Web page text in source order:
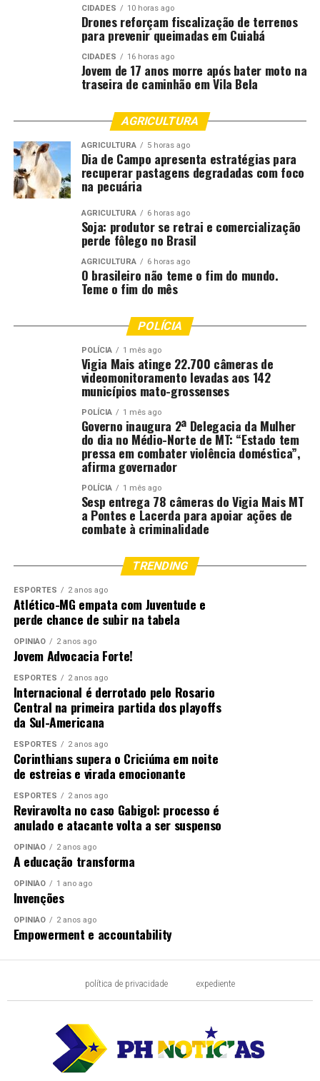
CIDADES 10 horas ago
Drones reforçam fiscalização de terrenos
para prevenir queimadas em Cuiabá
CIDADES 16 horas ago
Jovem de 17 anos morre após bater moto na
traseira de caminhão em Vila Bela
AGRICULTURA
AGRICULTURA 5 horas ago
Dia de Campo apresenta estratégias para
recuperar pastagens degradadas com foco
na pecuária
AGRICULTURA 6 horas ago
Soja: produtor se retrai e comercialização
perde fôlego no Brasil
AGRICULTURA 6 horas ago
O brasileiro não teme o fim do mundo.
Teme o fim do mês
POLÍCIA
POLÍCIA 1 mês ago
Vigia Mais atinge 22.700 câmeras de
videomonitoramento levadas aos 142
municípios mato-grossenses
POLÍCIA 1 mês ago
Governo inaugura 2ª Delegacia da Mulher
do dia no Médio-Norte de MT: “Estado tem
pressa em combater violência doméstica”,
afirma governador
POLÍCIA 1 mês ago
Sesp entrega 78 câmeras do Vigia Mais MT
a Pontes e Lacerda para apoiar ações de
combate à criminalidade
TRENDING
ESPORTES 2 anos ago
Atlético-MG empata com Juventude e
perde chance de subir na tabela
OPINIÃO 2 anos ago
Jovem Advocacia Forte!
ESPORTES 2 anos ago
Internacional é derrotado pelo Rosario
Central na primeira partida dos playoffs
da Sul-Americana
ESPORTES 2 anos ago
Corinthians supera o Criciúma em noite
de estreias e virada emocionante
ESPORTES 2 anos ago
Reviravolta no caso Gabigol: processo é
anulado e atacante volta a ser suspenso
OPINIÃO 2 anos ago
A educação transforma
OPINIÃO 1 ano ago
Invenções
OPINIÃO 2 anos ago
Empowerment e accountability
política de privacidade expediente